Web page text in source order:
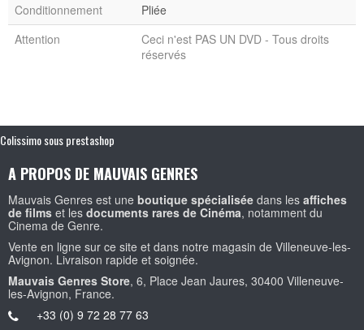
Conditionnement
Pliée
Attention
Ceci n'est PAS UN DVD - Tous droits
réservés
Colissimo sous prestashop
A PROPOS DE MAUVAIS GENRES
Mauvais Genres est une boutique spécialisée dans les affiches
de films et les documents rares de Cinéma, notamment du
Cinema de Genre.
Vente en ligne sur ce site et dans notre magasin de Villeneuve-les-
Avignon. Livraison rapide et soignée.
Mauvais Genres Store, 6, Place Jean Jaures, 30400 Villeneuve-
les-Avignon, France.
+33 (0) 9 72 28 77 63